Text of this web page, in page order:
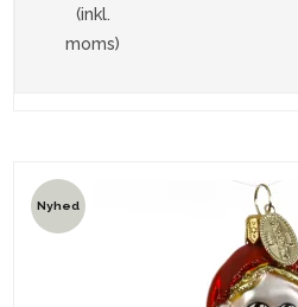
(inkl.
moms)
Nyhed